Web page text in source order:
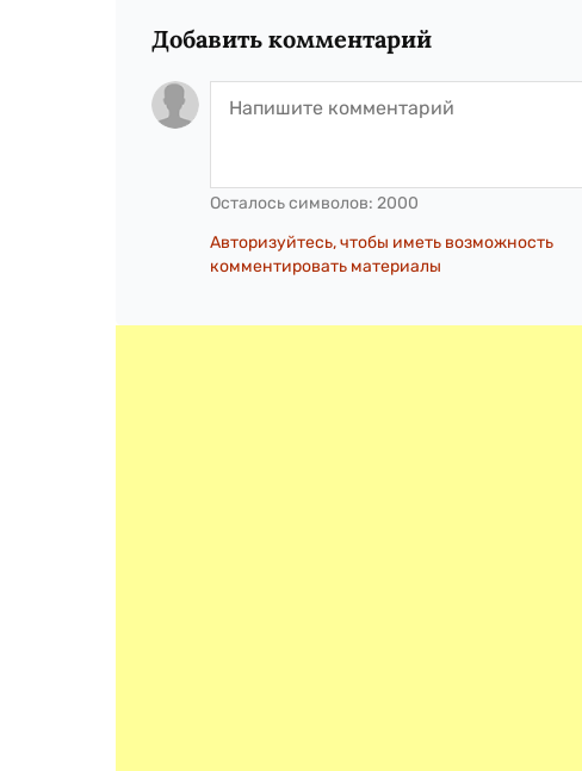
Добавить комментарий
Осталось символов: 2000
Авторизуйтесь, чтобы иметь возможность
комментировать материалы